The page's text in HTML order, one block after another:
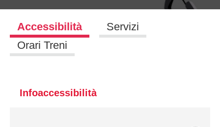
Accessibilità
Servizi
Orari Treni
Infoaccessibilità